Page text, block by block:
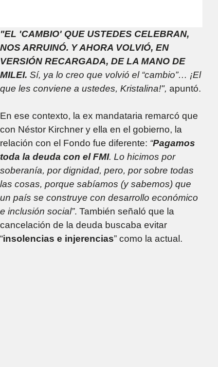
"EL 'CAMBIO' QUE USTEDES CELEBRAN,
NOS ARRUINÓ. Y AHORA VOLVIÓ, EN
VERSIÓN RECARGADA, DE LA MANO DE
MILEI. Sí, ya lo creo que volvió el “cambio”… ¡El
que les conviene a ustedes, Kristalina!", apuntó.
En ese contexto, la ex mandataria remarcó que
con Néstor Kirchner y ella en el gobierno, la
relación con el Fondo fue diferente: “Pagamos
toda la deuda con el FMI. Lo hicimos por
soberanía, por dignidad, pero, por sobre todas
las cosas, porque sabíamos (y sabemos) que
un país se construye con desarrollo económico
e inclusión social”. También señaló que la
cancelación de la deuda buscaba evitar
“insolencias e injerencias” como la actual.